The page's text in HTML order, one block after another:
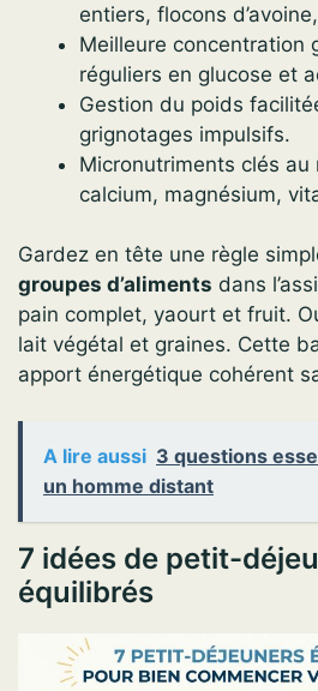
entiers, flocons
Meilleure concentration
réguliers en glucose et
Gestion du poids
grignotages impulsifs.
Micronutriments clés au
calcium, magnésium,
Gardez en tête une règle
groupes d’aliments dans
pain complet, yaourt et fruit.
lait végétal et graines. Cette
apport énergétique cohérent
A lire aussi 3 questions
un homme distant
7 idées de petit-
équilibrés